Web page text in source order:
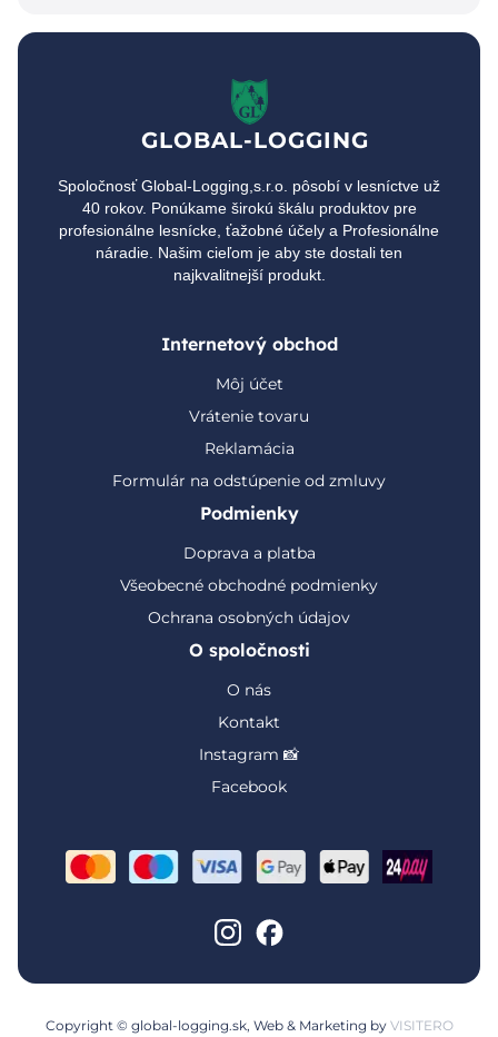
GLOBAL-LOGGING
Spoločnosť Global-Logging,s.r.o. pôsobí v lesníctve už
40 rokov. Ponúkame širokú škálu produktov pre
profesionálne lesnícke, ťažobné účely a Profesionálne
náradie. Našim cieľom je aby ste dostali ten
najkvalitnejší produkt.
Internetový obchod
Môj účet
Vrátenie tovaru
Reklamácia
Formulár na odstúpenie od zmluvy
Podmienky
Doprava a platba
Všeobecné obchodné podmienky
Ochrana osobných údajov
O spoločnosti
O nás
Kontakt
Instagram 📸
Facebook
Copyright © global-logging.sk, Web & Marketing by VISITERO